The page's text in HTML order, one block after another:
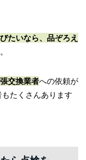
たいなら、品ぞろえ
交換業者への依頼が
たくさんあります